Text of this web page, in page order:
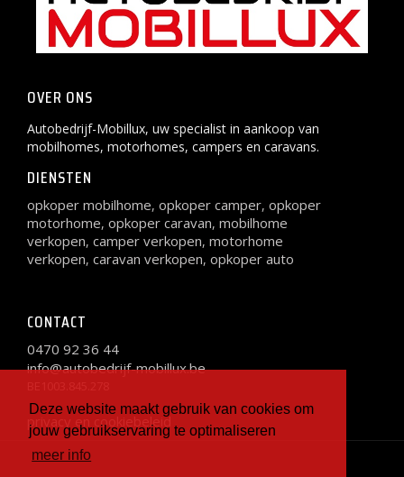
Deze website maakt gebruik van cookies om
jouw gebruikservaring te optimaliseren
meer info
OVER ONS
Autobedrijf-Mobillux, uw specialist in aankoop van
mobilhomes, motorhomes, campers en caravans.
DIENSTEN
opkoper mobilhome, opkoper camper, opkoper
motorhome, opkoper caravan, mobilhome
verkopen, camper verkopen, motorhome
verkopen, caravan verkopen, opkoper auto
CONTACT
0470 92 36 44
info@autobedrijf-mobillux.be
privacy en cookiebeleid